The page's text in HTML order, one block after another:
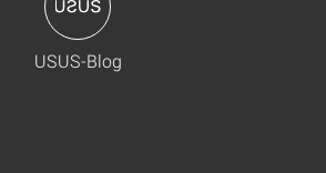
USUS-Blog